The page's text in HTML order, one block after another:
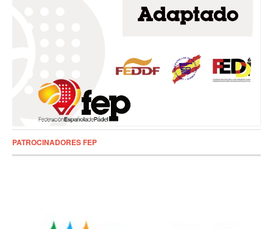
PATROCINADORES FEP